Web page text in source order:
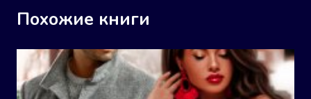
Похожие книги